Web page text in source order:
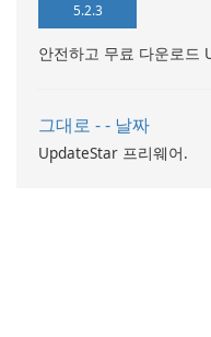
5.2.3
안전하고 무료 다운로드
그대로 - - 날짜
UpdateStar 프리웨어.